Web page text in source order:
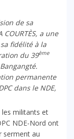
de sa
a une
fidélité à la
du 39ème
permanente
dans le NDE,
militants et
NDE-Nord ont
serment au